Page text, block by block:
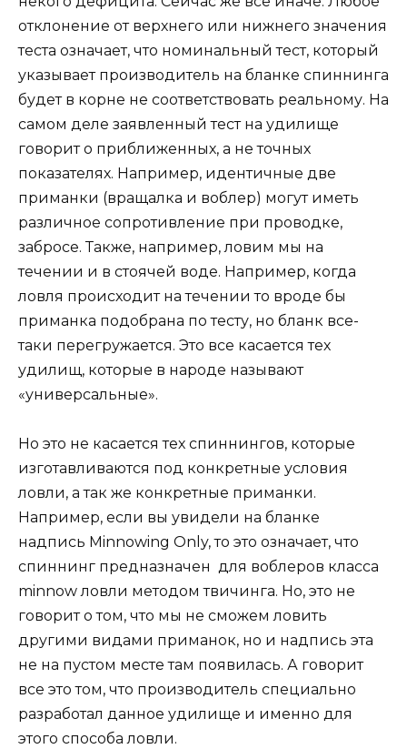
отклонение от верхнего или нижнего значения
теста означает, что номинальный тест, который
указывает производитель на бланке спиннинга
будет в корне не соответствовать реальному. На
самом деле заявленный тест на удилище
говорит о приближенных, а не точных
показателях. Например, идентичные две
приманки (вращалка и воблер) могут иметь
различное сопротивление при проводке,
забросе. Также, например, ловим мы на
течении и в стоячей воде. Например, когда
ловля происходит на течении то вроде бы
приманка подобрана по тесту, но бланк все-
таки перегружается. Это все касается тех
удилищ, которые в народе называют
«универсальные».
Но это не касается тех спиннингов, которые
изготавливаются под конкретные условия
ловли, а так же конкретные приманки.
Например, если вы увидели на бланке
надпись Minnowing Only, то это означает, что
спиннинг предназначен для воблеров класса
minnow ловли методом твичинга. Но, это не
говорит о том, что мы не сможем ловить
другими видами приманок, но и надпись эта
не на пустом месте там появилась. А говорит
все это том, что производитель специально
разработал данное удилище и именно для
этого способа ловли.